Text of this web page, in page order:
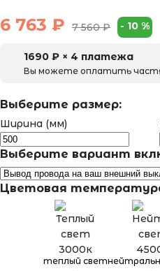
6 763 ₽ 7 560₽ - 10 %
1690 ₽ × 4 платежа
Вы можете оплатить
Выберите размер:
Ширина (мм)
Выберите вариант
Цветовая
теплый свет